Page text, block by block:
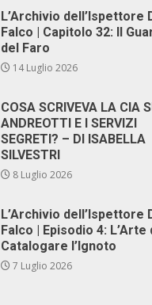
L’Archivio dell’Ispettore
Falco | Capitolo 32: Il
del Faro
14 Luglio 2026
COSA SCRIVEVA LA CIA
ANDREOTTI E I SERVIZI
SEGRETI? – DI ISABELLA
SILVESTRI
8 Luglio 2026
L’Archivio dell’Ispettore
Falco | Episodio 4: L’Arte
Catalogare l’Ignoto
7 Luglio 2026